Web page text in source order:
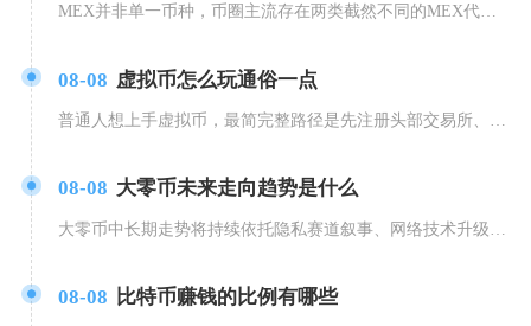
MEX并非单一币种，币圈主流存在两类截然不同的MEX代币，分别是MultiversX公链旗
08-08 虚拟币怎么玩通俗一点
08-08 大零币未来走向趋势是什么
08-08 比特币赚钱的比例有哪些